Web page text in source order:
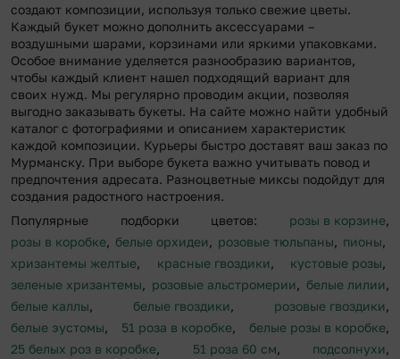
создают композиции, используя только свежие цветы.
Каждый букет можно дополнить аксессуарами –
воздушными шарами, корзинами или яркими упаковками.
Особое внимание уделяется разнообразию вариантов,
чтобы каждый клиент нашел подходящий вариант для
своих нужд. Мы регулярно проводим акции, позволяя
выгодно заказывать букеты. На сайте можно найти удобный
каталог с фотографиями и описанием характеристик
каждой композиции. Курьеры быстро доставят ваш заказ по
Мурманску. При выборе букета важно учитывать повод и
предпочтения адресата. Разноцветные миксы подойдут для
создания радостного настроения.
Популярные подборки цветов: розы в корзине,
розы в коробке, белые орхидеи, розовые тюльпаны, пионы,
хризантемы желтые, красные гвоздики, кустовые розы,
зеленые хризантемы, розовые альстромерии, белые лилии,
белые каллы, белые гвоздики, розовые гвоздики,
белые эустомы, 51 роза в коробке, белые розы в коробке,
25 белых роз в коробке, 51 роза 60 см, подсолнухи,